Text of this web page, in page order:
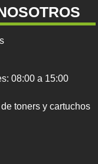
08:00 a 15:00
toners y cartuchos